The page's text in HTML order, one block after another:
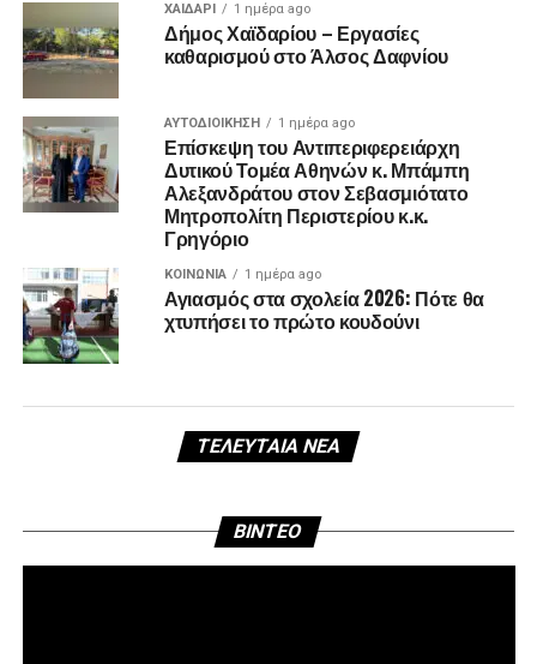
ΧΑΪΔΑΡΙ 1 ημέρα ago
Δήμος Χαϊδαρίου – Εργασίες
καθαρισμού στο Άλσος Δαφνίου
ΑΥΤΟΔΙΟΊΚΗΣΗ 1 ημέρα ago
Επίσκεψη του Αντιπεριφερειάρχη
Δυτικού Τομέα Αθηνών κ. Μπάμπη
Αλεξανδράτου στον Σεβασμιότατο
Μητροπολίτη Περιστερίου κ.κ.
Γρηγόριο
ΚΟΙΝΩΝΊΑ 1 ημέρα ago
Αγιασμός στα σχολεία 2026: Πότε θα
χτυπήσει το πρώτο κουδούνι
ΤΕΛΕΥΤΑΊΑ ΝΈΑ
BINTEO